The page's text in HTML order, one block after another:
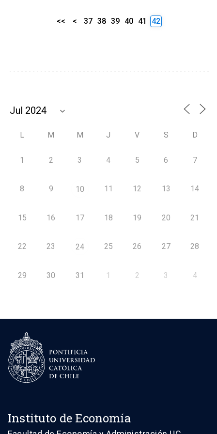
<< < 37 38 39 40 41 42
L M M J V S D
1 2 3 4 5 6 7
8 9 10 11 12 13 14
15 16 17 18 19 20 21
22 23 24 25 26 27 28
29 30 31 1 2 3 4
Instituto de Economía